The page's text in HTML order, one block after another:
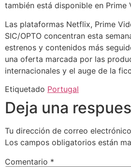
también está disponible en Prime
Las plataformas Netflix, Prime
SIC/OPTO concentran esta
estrenos y contenidos más
una oferta marcada por las
internacionales y el auge de la
Etiquetado Portugal
Deja una
Tu dirección de correo
Los campos obligatorios están
Comentario *